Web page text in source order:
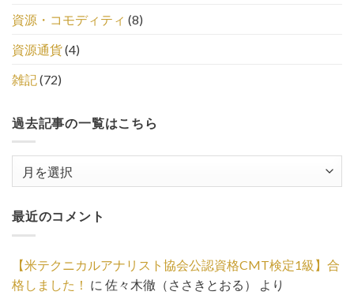
資源・コモディティ (8)
資源通貨(4)
雑記 (72)
過去記事の一覧はこちら
事
の
覧
は
最近のコメント
【米テクニカルアナリスト協会公認資格CMT検定1級】合
格しました！ に 佐々木徹（ささきとおる） より